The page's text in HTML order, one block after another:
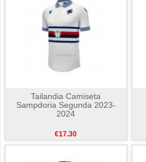
Tailandia Camiseta
Sampdoria Segunda 2023-
2024
€17.30